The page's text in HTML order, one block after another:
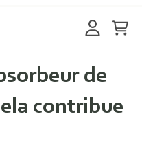
de
contribue